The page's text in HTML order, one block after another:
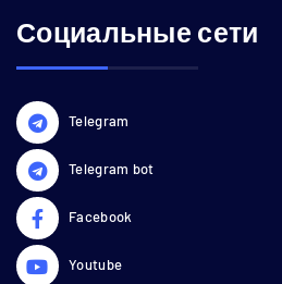
Социальные сети
Telegram
Telegram bot
Facebook
Youtube